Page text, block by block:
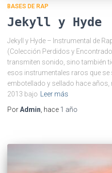
BASES DE RAP
Jekyll y Hyde
Jekyll y Hyde – Instrumental de
(Colección Perdidos y
transmiten sonido, sino también
esos instrumentales raros que
embotellado y sellado hace años,
2013 bajo
Leer más
PorAdmin , hace 1 año